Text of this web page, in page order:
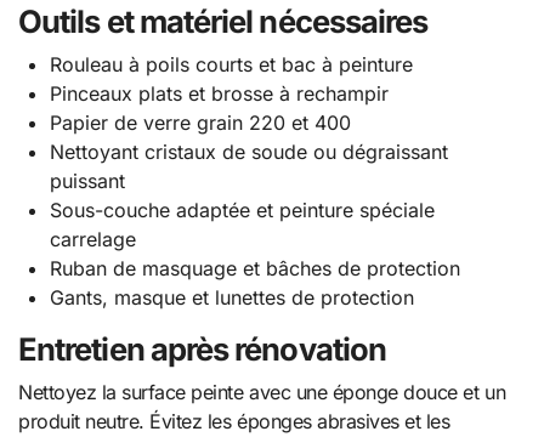
Outils et matériel nécessaires
Rouleau à poils courts et bac à peinture
Pinceaux plats et brosse à rechampir
Papier de verre grain 220 et 400
Nettoyant cristaux de soude ou dégraissant
puissant
Sous-couche adaptée et peinture spéciale
carrelage
Ruban de masquage et bâches de protection
Gants, masque et lunettes de protection
Entretien après rénovation
Nettoyez la surface peinte avec une éponge douce et un
produit neutre. Évitez les éponges abrasives et les